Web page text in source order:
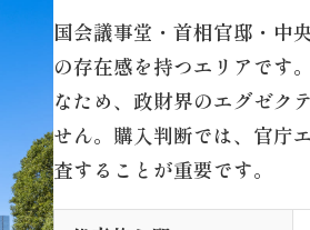
国会議事堂・首相官邸・中
の存在感を持つエリアです
なため、政財界のエグゼク
せん。購入判断では、官庁
査することが重要です。